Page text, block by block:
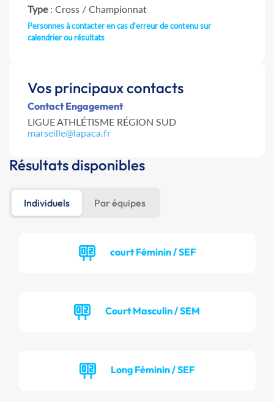
Type: Cross / Championnat
Personnes à contacter en cas d'erreur de contenu sur
calendrier ou résultats
Vos principaux contacts
Contact Engagement
LIGUE ATHLÉTISME RÉGION SUD
marseille@lapaca.fr
Résultats disponibles
Individuels Par équipes
court Féminin / SEF
Court Masculin / SEM
Long Féminin / SEF